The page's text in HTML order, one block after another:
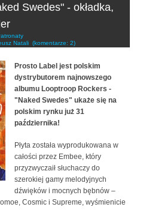
Swedes" - okładka,
Natali (komentarze: 2)
Prosto Label jest polskim
dystrybutorem najnowszego
albumu Looptroop Rockers -
"Naked Swedes" ukaże się na
polskim rynku już 31
października!
Płyta została wyprodukowana w
całości przez Embee, który
przyzwyczaił słuchaczy do
szerokiej gamy melodyjnych
dźwięków i mocnych bębnów –
Cosmic i Supreme, wyśmienicie